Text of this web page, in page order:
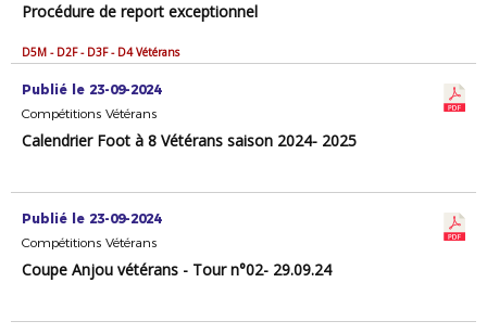
Procédure de report exceptionnel
D5M - D2F - D3F - D4 Vétérans
Publié le 23-09-2024
Compétitions Vétérans
Calendrier Foot à 8 Vétérans saison 2024- 2025
Publié le 23-09-2024
Compétitions Vétérans
Coupe Anjou vétérans - Tour n°02- 29.09.24